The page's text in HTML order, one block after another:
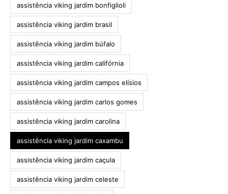
assistência viking jardim bonfiglioli
assistência viking jardim brasil
assistência viking jardim búfalo
assistência viking jardim califórnia
assistência viking jardim campos elísios
assistência viking jardim carlos gomes
assistência viking jardim carolina
assistência viking jardim caxambu
assistência viking jardim caçula
assistência viking jardim celeste